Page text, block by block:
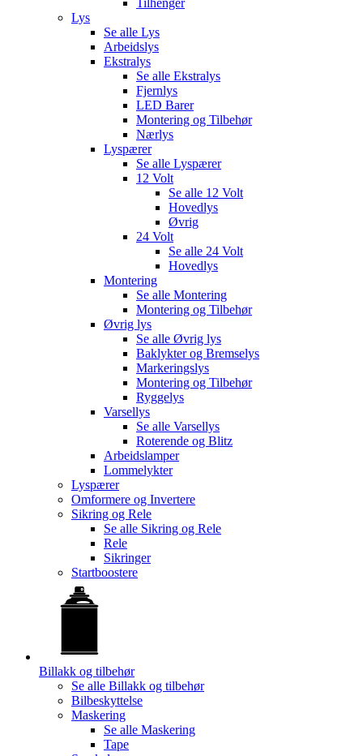
Lys
Se alle Lys
Arbeidslys
Ekstralys
Se alle Ekstralys
Fjernlys
LED Barer
Montering og Tilbehør
Nærlys
Lyspærer
Se alle Lyspærer
12 Volt
Se alle 12 Volt
Hovedlys
Øvrig
24 Volt
Se alle 24 Volt
Hovedlys
Montering
Se alle Montering
Montering og Tilbehør
Øvrig lys
Se alle Øvrig lys
Baklykter og Bremselys
Markeringslys
Montering og Tilbehør
Ryggelys
Varsellys
Se alle Varsellys
Roterende og Blitz
Arbeidslamper
Lommelykter
Lyspærer
Omformere og Invertere
Sikring og Rele
Se alle Sikring og Rele
Rele
Sikringer
Startboostere
Billakk og tilbehør
Se alle Billakk og tilbehør
Bilbeskyttelse
Maskering
Se alle Maskering
Tape